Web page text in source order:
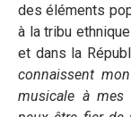
des éléments
à la tribu
et dans la
connaissent
musicale à mes